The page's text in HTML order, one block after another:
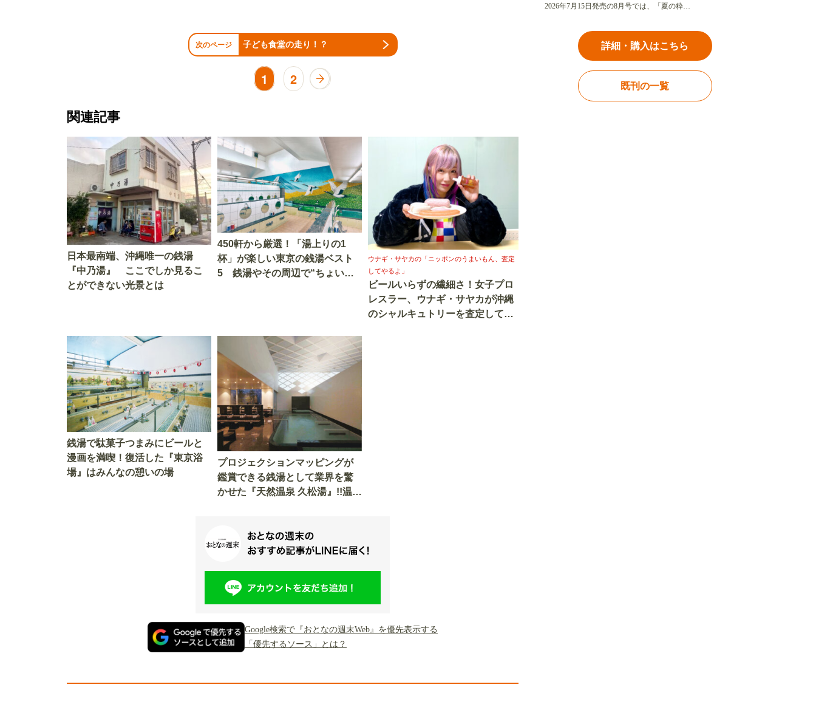
次のページ 子ども食堂の走り！？
1 2
関連記事
日本最南端、沖縄唯一の銭湯
『中乃湯』 ここでしか見るこ
とができない光景とは
450軒から厳選！「湯上りの1
杯」が楽しい東京の銭湯ベスト
5 銭湯やその周辺で“ちょい飲
ウナギ・サヤカの「ニッポンのうまいもん、査定
してやるよ」
ビールいらずの繊細さ！女子プロ
レスラー、ウナギ・サヤカが沖縄
のシャルキュトリーを査定してや
銭湯で駄菓子つまみにビールと
漫画を満喫！復活した『東京浴
場』はみんなの憩いの場
プロジェクションマッピングが
鑑賞できる銭湯として業界を驚
かせた『天然温泉 久松湯』!!温泉
Google検索で『おとなの週末Web』を優先表示する
「優先するソース」とは？
2026年7月15日発売の8月号では、「夏の粋…
詳細・購入はこちら
既刊の一覧